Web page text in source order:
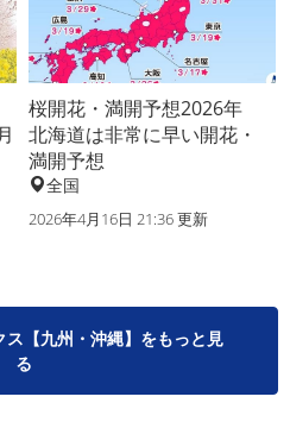
桜開花・満開予想2026年
北海道は非常に早い開花・
満開予想
全国
2026年4月16日 21:36 更新
【九州・沖縄】をもっと見
る